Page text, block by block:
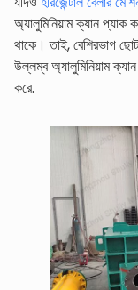
অ্যালুমিনিয়াম ক্যান প্যাক
থাকে। তাই, বেশিরভাগ
উল্লম্ব অ্যালুমিনিয়াম ক্যান
করে.